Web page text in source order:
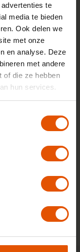
te
media te bieden
Ook delen we
met onze
en analyse. Deze
met andere
of die ze hebben
hun services.
110kW